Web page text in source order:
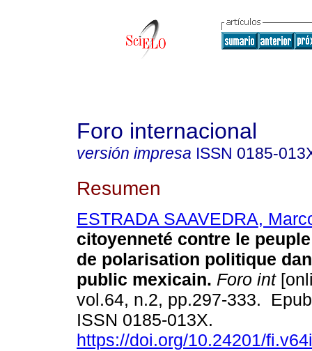
Foro internacional
versión impresa ISSN 0185-
Resumen
ESTRADA SAAVEDRA,
citoyenneté contre le
de polarisation politique
public mexicain. Foro int
vol.64, n.2, pp.297-333.
ISSN 0185-013X.
https://doi.org/10.24201/